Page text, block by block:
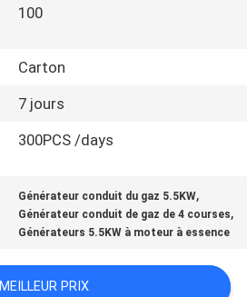
100
Carton
7 jours
300PCS /days
Générateur conduit du gaz 5.5KW,
Générateur conduit de gaz de 4 courses,
Générateurs 5.5KW à moteur à essence
MEILLEUR PRIX